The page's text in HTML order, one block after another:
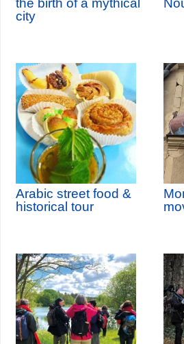
the birth of a mythical
city
Arabic street food &
historical tour